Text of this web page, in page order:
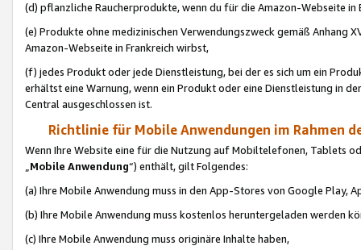
(d) pflanzliche Raucherprodukte, wenn du für die Amazon-Webseite in
(e) Produkte ohne medizinischen Verwendungszweck gemäß Anhang
Amazon-Webseite in Frankreich wirbst,
(f) jedes Produkt oder jede Dienstleistung, bei der es sich um ein
erhältst eine Warnung, wenn ein Produkt oder eine Dienstleistung in
Central ausgeschlossen ist.
Richtlinie für Mobile Anwendungen im Rahmen
Wenn Ihre Website eine für die Nutzung auf Mobiltelefonen, Tablets
„Mobile Anwendung“) enthält, gilt Folgendes:
(a) Ihre Mobile Anwendung muss in den App-Stores von Google Play,
(b) Ihre Mobile Anwendung muss kostenlos heruntergeladen werden
(c) Ihre Mobile Anwendung muss originäre Inhalte haben,